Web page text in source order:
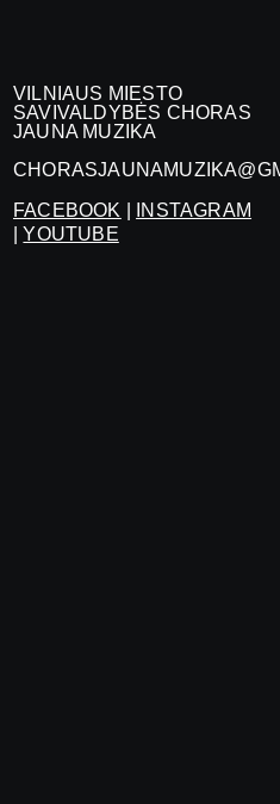
VILNIAUS MIESTO
SAVIVALDYBĖS CHORAS
JAUNA MUZIKA
FACEBOOK
INSTAGRAM
|YOUTUBE